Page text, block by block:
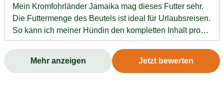
Mein Kromfohrländer Jamaika mag dieses Futter sehr.
Die Futtermenge des Beutels ist ideal für Urlaubsreisen.
So kann ich meiner Hündin den kompletten Inhalt pro
Mahlzeit geben, ohne den Rest kühlen zu müssen.
Perfekt! Zu Hause gibt es die Beutel auch immer öfter.
Tolles Produkt!
Mehr anzeigen Jetzt bewerten